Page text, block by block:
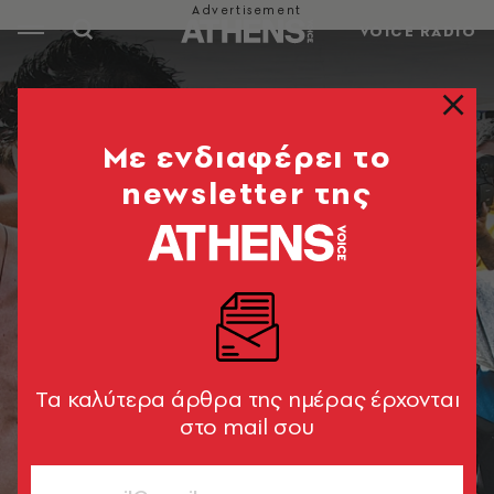
VOICE RADIO
Mε ενδιαφέρει το
newsletter της
Tα καλύτερα άρθρα της ημέρας έρχονται
στο mail σου